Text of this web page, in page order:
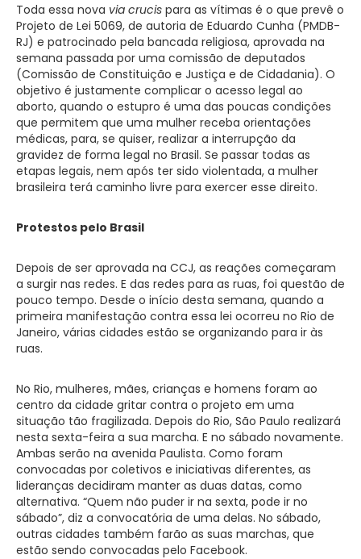
Toda essa nova via crucis para as vítimas é o que prevê o
Projeto de Lei 5069, de autoria de Eduardo Cunha (PMDB-
RJ) e patrocinado pela bancada religiosa, aprovada na
semana passada por uma comissão de deputados
(Comissão de Constituição e Justiça e de Cidadania). O
objetivo é justamente complicar o acesso legal ao
aborto, quando o estupro é uma das poucas condições
que permitem que uma mulher receba orientações
médicas, para, se quiser, realizar a interrupção da
gravidez de forma legal no Brasil. Se passar todas as
etapas legais, nem após ter sido violentada, a mulher
brasileira terá caminho livre para exercer esse direito.
Protestos pelo Brasil
Depois de ser aprovada na CCJ, as reações começaram
a surgir nas redes. E das redes para as ruas, foi questão de
pouco tempo. Desde o início desta semana, quando a
primeira manifestação contra essa lei ocorreu no Rio de
Janeiro, várias cidades estão se organizando para ir às
ruas.
No Rio, mulheres, mães, crianças e homens foram ao
centro da cidade gritar contra o projeto em uma
situação tão fragilizada. Depois do Rio, São Paulo realizará
nesta sexta-feira a sua marcha. E no sábado novamente.
Ambas serão na avenida Paulista. Como foram
convocadas por coletivos e iniciativas diferentes, as
lideranças decidiram manter as duas datas, como
alternativa. “Quem não puder ir na sexta, pode ir no
sábado”, diz a convocatória de uma delas. No sábado,
outras cidades também farão as suas marchas, que
estão sendo convocadas pelo Facebook.